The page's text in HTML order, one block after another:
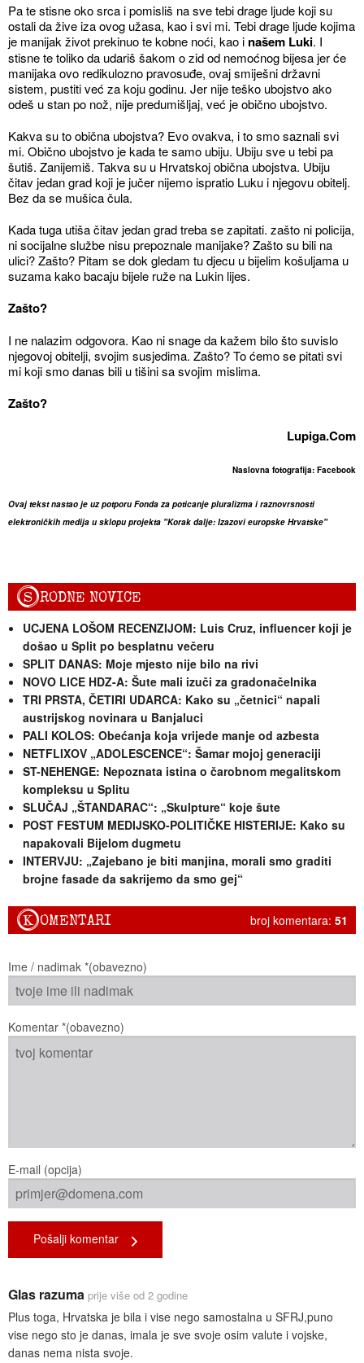
Pa te stisne oko srca i pomisliš na sve tebi drage ljude koji su
ostali da žive iza ovog užasa, kao i svi mi. Tebi drage ljude kojima
je manijak život prekinuo te kobne noći, kao i našem Luki. I
stisne te toliko da udariš šakom o zid od nemoćnog bijesa jer će
manijaka ovo redikulozno pravosuđe, ovaj smiješni državni
sistem, pustiti već za koju godinu. Jer nije teško ubojstvo ako
odeš u stan po nož, nije predumišljaj, već je obično ubojstvo.
Kakva su to obična ubojstva? Evo ovakva, i to smo saznali svi
mi. Obično ubojstvo je kada te samo ubiju. Ubiju sve u tebi pa
šutiš. Zanijemiš. Takva su u Hrvatskoj obična ubojstva. Ubiju
čitav jedan grad koji je jučer nijemo ispratio Luku i njegovu obitelj.
Bez da se mušica čula.
Kada tuga utiša čitav jedan grad treba se zapitati. zašto ni policija,
ni socijalne službe nisu prepoznale manijake? Zašto su bili na
ulici? Zašto? Pitam se dok gledam tu djecu u bijelim košuljama u
suzama kako bacaju bijele ruže na Lukin lijes.
Zašto?
I ne nalazim odgovora. Kao ni snage da kažem bilo što suvislo
njegovoj obitelji, svojim susjedima. Zašto? To ćemo se pitati svi
mi koji smo danas bili u tišini sa svojim mislima.
Zašto?
Lupiga.Com
Naslovna fotografija: Facebook
Ovaj tekst nastao je uz potporu Fonda za poticanje pluralizma i raznovrsnosti
elektroničkih medija u sklopu projekta "Korak dalje: Izazovi europske Hrvatske"
SRODNE NOVICE
UCJENA LOŠOM RECENZIJOM: Luis Cruz, influencer koji je
došao u Split po besplatnu večeru
SPLIT DANAS: Moje mjesto nije bilo na rivi
NOVO LICE HDZ-A: Šute mali izuči za gradonačelnika
TRI PRSTA, ČETIRI UDARCA: Kako su „četnici“ napali
austrijskog novinara u Banjaluci
PALI KOLOS: Obećanja koja vrijede manje od azbesta
NETFLIXOV „ADOLESCENCE“: Šamar mojoj generaciji
ST-NEHENGE: Nepoznata istina o čarobnom megalitskom
kompleksu u Splitu
SLUČAJ „ŠTANDARAC“: „Skulpture“ koje šute
POST FESTUM MEDIJSKO-POLITIČKE HISTERIJE: Kako su
napakovali Bijelom dugmetu
INTERVJU: „Zajebano je biti manjina, morali smo graditi
brojne fasade da sakrijemo da smo gej“
broj komentara: 51
KOMENTARI
Ime / nadimak *(obavezno)
Komentar *(obavezno)
E-mail (opcija)
Pošalji komentar
Glas razuma prije više od 2 godine
Plus toga, Hrvatska je bila i vise nego samostalna u SFRJ,puno
vise nego sto je danas, imala je sve svoje osim valute i vojske,
danas nema nista svoje.